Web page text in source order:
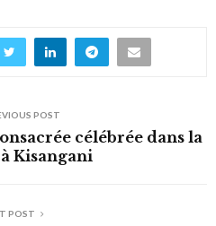
POST
célébrée dans la
Kisangani
POST